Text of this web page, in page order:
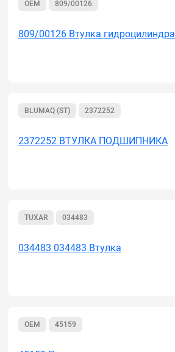
OEM 809/00126
809/00126 Втулка гидроцилиндра
BLUMAQ (ST) 2372252
2372252 ВТУЛКА ПОДШИПНИКА
TUXAR 034483
034483 034483 Втулка
OEM 45159